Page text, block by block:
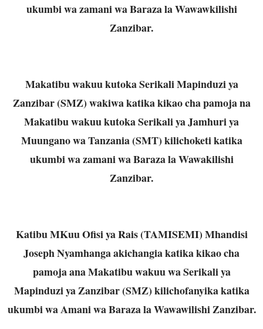
ukumbi wa zamani wa Baraza la Wawawkilishi
Zanzibar.
Makatibu wakuu kutoka Serikali Mapinduzi ya
Zanzibar (SMZ) wakiwa katika kikao cha pamoja na
Makatibu wakuu kutoka Serikali ya Jamhuri ya
Muungano wa Tanzania (SMT) kilichoketi katika
ukumbi wa zamani wa Baraza la Wawakilishi
Zanzibar.
Katibu MKuu Ofisi ya Rais (TAMISEMI) Mhandisi
Joseph Nyamhanga akichangia katika kikao cha
pamoja ana Makatibu wakuu wa Serikali ya
Mapinduzi ya Zanzibar (SMZ) kilichofanyika katika
ukumbi wa Amani wa Baraza la Wawawilishi Zanzibar.